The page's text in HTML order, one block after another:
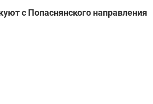
с Попаснянского направления